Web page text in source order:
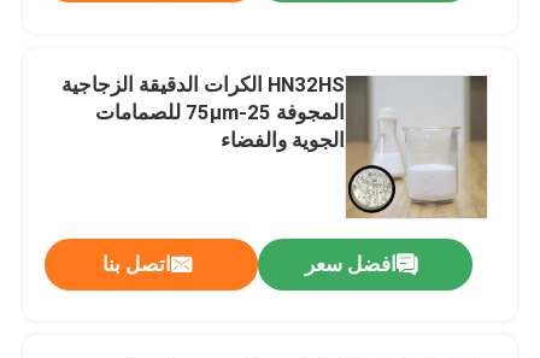
HN32HS الكرات الدقيقة الزجاجية
المجوفة 25-75μm للصمامات
الجوية والفضاء
افضل سعر اتصل بنا